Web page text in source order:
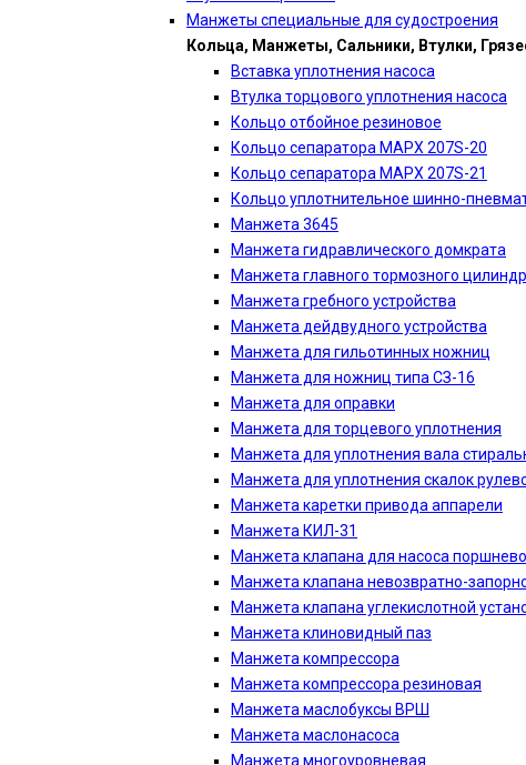
Манжеты специальные для судостроения
Кольца, Манжеты, Сальники, Втулки,
Вставка уплотнения насоса
Втулка торцового уплотнения насоса
Кольцо отбойное резиновое
Кольцо сепаратора МАРХ 207S-20
Кольцо сепаратора МАРХ 207S-21
Кольцо уплотнительное шинно-
Манжета 3645
Манжета гидравлического домкрата
Манжета главного тормозного
Манжета гребного устройства
Манжета дейдвудного устройства
Манжета для гильотинных ножниц
Манжета для ножниц типа СЗ-16
Манжета для оправки
Манжета для торцевого уплотнения
Манжета для уплотнения вала
Манжета для уплотнения скалок
Манжета каретки привода аппарели
Манжета КИЛ-31
Манжета клапана для насоса
Манжета клапана невозвратно-
Манжета клапана углекислотной
Манжета клиновидный паз
Манжета компрессора
Манжета компрессора резиновая
Манжета маслобуксы ВРШ
Манжета маслонасоса
Манжета многоуровневая